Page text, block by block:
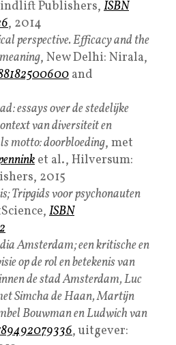
Publishers, ISBN
, 2014
perspective. Efficacy and the
, New Delhi: Nirala,
and
essays over de stedelijke
van diversiteit en
motto: doorbloeding, met
et al., Hilversum:
2015
Tripgids voor psychonauten
ISBN
Amsterdam; een kritische en
op de rol en betekenis van
de stad Amsterdam, Luc
Simcha de Haan, Martijn
Bouwman en Ludwich van
, uitgever: